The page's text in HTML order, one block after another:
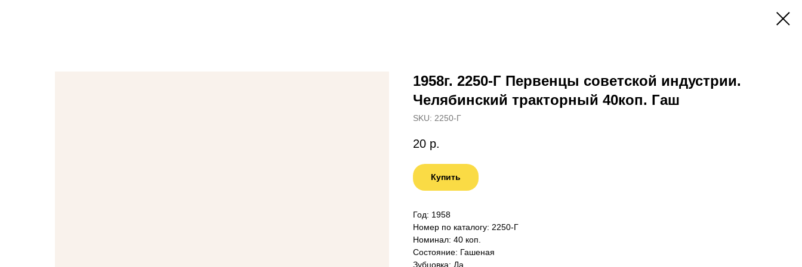
1958г. 2250-Г Первенцы советской индустрии.
Челябинский тракторный 40коп. Гаш
SKU: 2250-Г
20 р.
Купить
Год: 1958
Номер по каталогу: 2250-Г
Номинал: 40 коп.
Состояние: Гашеная
Зубцовка: Да